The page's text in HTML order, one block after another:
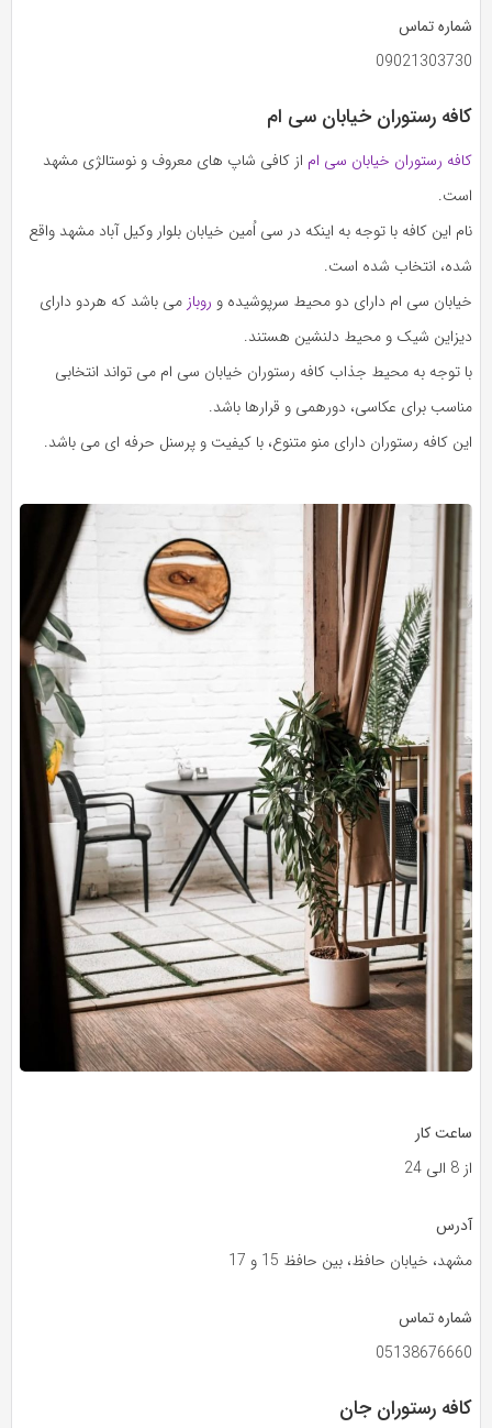
شماره تماس
09021303730
کافه رستوران خیابان سی ام
کافه رستوران خیابان سی ام از کافی شاپ های معروف و نوستالژی مشهد
است.
نام این کافه با توجه به اینکه در سی اُمین خیابان بلوار وکیل آباد مشهد واقع
شده، انتخاب شده است.
خیابان سی ام دارای دو محیط سرپوشیده و روباز می باشد که هردو دارای
دیزاین شیک و محیط دلنشین هستند.
با توجه به محیط جذاب کافه رستوران خیابان سی ام می تواند انتخابی
مناسب برای عکاسی، دورهمی و قرارها باشد.
این کافه رستوران دارای منو متنوع، با کیفیت و پرسنل حرفه ای می باشد.
ساعت کار
از 8 الی 24
آدرس
مشهد، خیابان حافظ، بین حافظ 15 و 17
شماره تماس
05138676660
کافه رستوران جان